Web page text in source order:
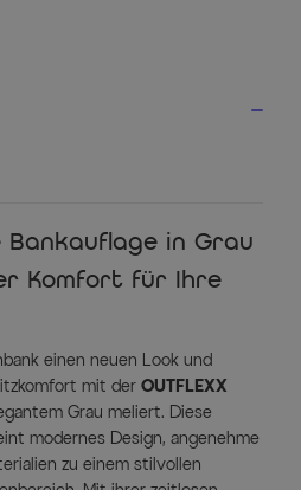
Bankauflage in Grau
Komfort für Ihre
einen neuen Look und
mit der OUTFLEXX
Grau meliert. Diese
modernes Design, angenehme
zu einem stilvollen